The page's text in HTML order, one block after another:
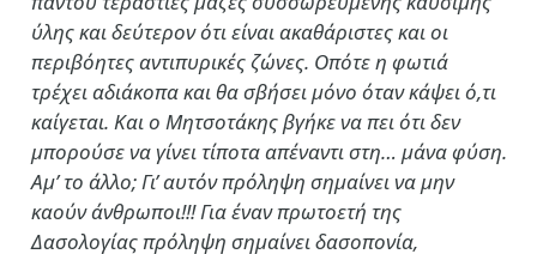
ύλης και δεύτερον ότι είναι ακαθάριστες και οι
περιβόητες αντιπυρικές ζώνες. Οπότε η φωτιά
τρέχει αδιάκοπα και θα σβήσει μόνο όταν κάψει ό,τι
καίγεται. Και ο Μητσοτάκης βγήκε να πει ότι δεν
μπορούσε να γίνει τίποτα απέναντι στη… μάνα φύση.
Αμ’ το άλλο; Γι’ αυτόν πρόληψη σημαίνει να μην
καούν άνθρωποι!!! Για έναν πρωτοετή της
Δασολογίας πρόληψη σημαίνει δασοπονία,